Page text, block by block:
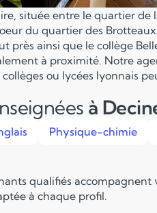
située entre le quartier de
du quartier des
près ainsi que le collège
à proximité. Notre
ou lycées lyonnais
à
Physique-chimie
qualifiés accompagnent
à chaque profil.